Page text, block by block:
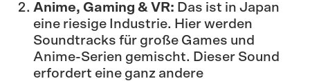
Anime, Gaming & VR: Das ist in Japan
eine riesige Industrie. Hier werden
Soundtracks für große Games und
Anime-Serien gemischt. Dieser Sound
erfordert eine ganz andere